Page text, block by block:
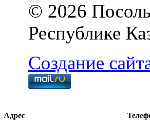
© 2026
Республике
Создание
Адрес